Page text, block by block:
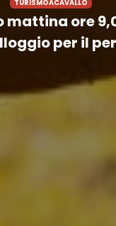
TURISMOACAVALLO
ore
per il